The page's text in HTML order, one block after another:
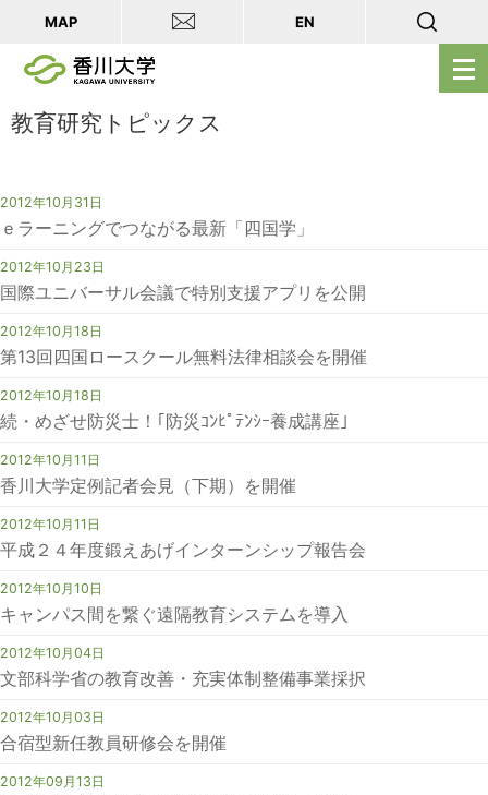
メ
ニ
MAP EN
教育研究トピックス
2012年10月31日
ｅラーニングでつながる最新「四国学」
2012年10月23日
国際ユニバーサル会議で特別支援アプリを公開
2012年10月18日
第13回四国ロースクール無料法律相談会を開催
2012年10月18日
続・めざせ防災士！｢防災ｺﾝﾋﾟﾃﾝｼｰ養成講座｣
2012年10月11日
香川大学定例記者会見（下期）を開催
2012年10月11日
平成２４年度鍛えあげインターンシップ報告会
2012年10月10日
キャンパス間を繋ぐ遠隔教育システムを導入
2012年10月04日
文部科学省の教育改善・充実体制整備事業採択
2012年10月03日
合宿型新任教員研修会を開催
2012年09月13日